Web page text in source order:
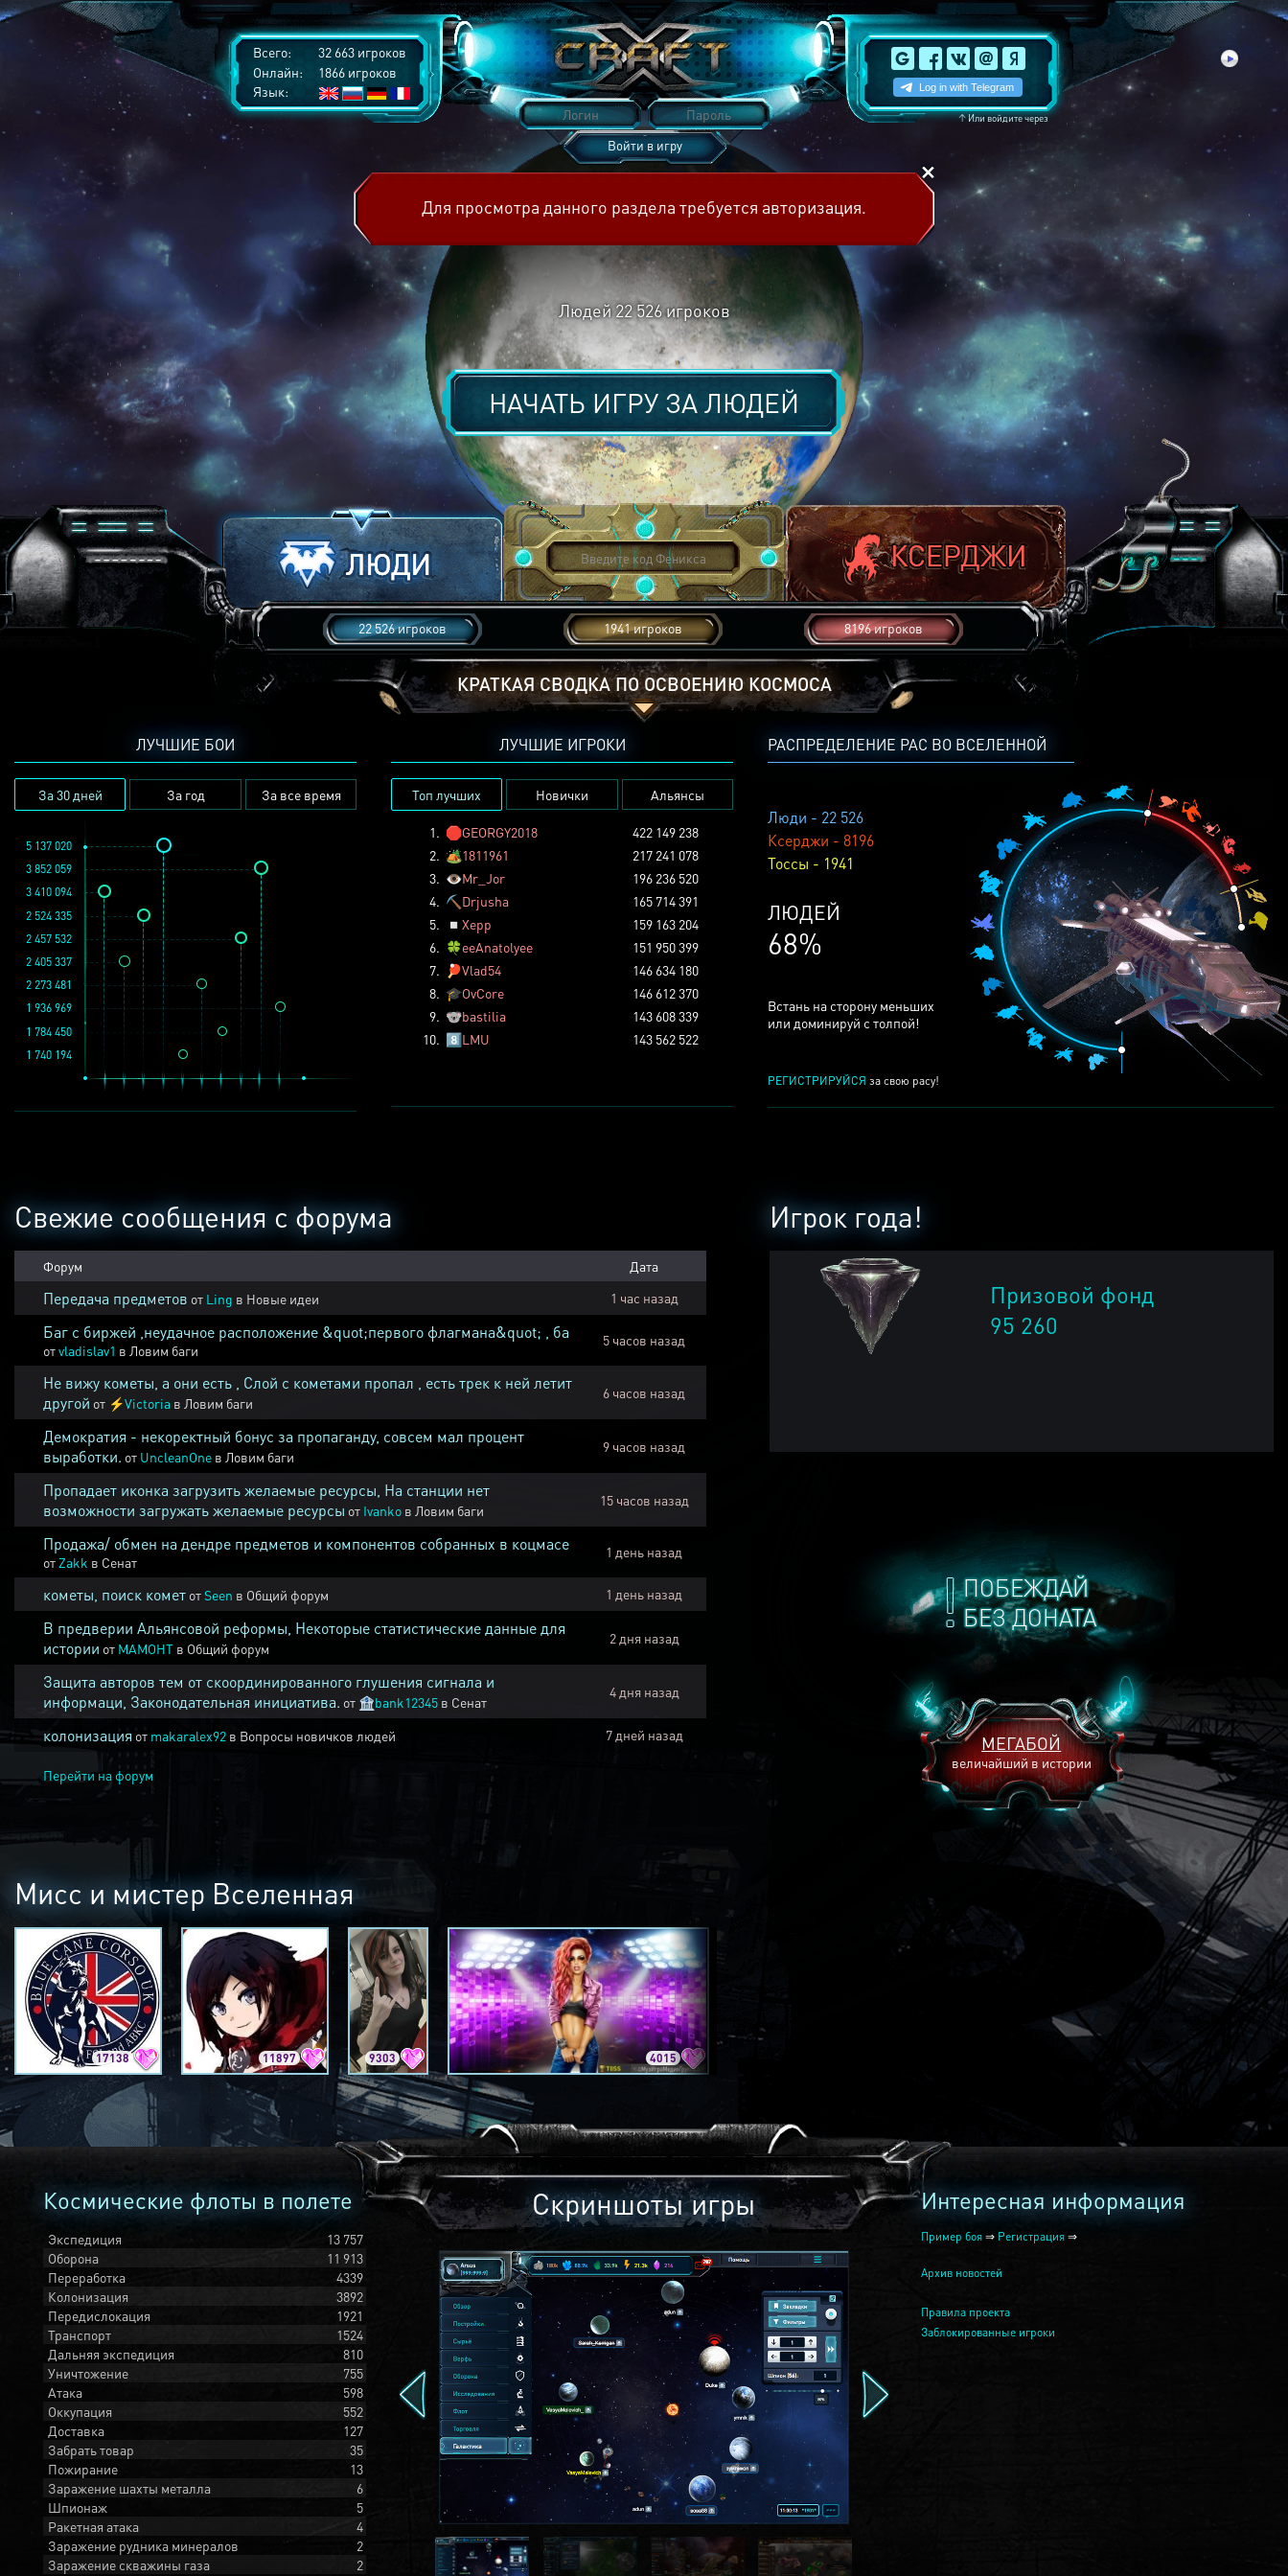
Всего:
32 663 игроков
Онлайн:
1866 игроков
Язык:
↑Или войдите через
Войти в игру
Для просмотра данного раздела требуется авторизация.
Людей 22 526игроков
НАЧАТЬ ИГРУ ЗАЛЮДЕЙ
22 526 игроков 1941 игроков 8196 игроков
КРАТКАЯ СВОДКА ПО ОСВОЕНИЮ КОСМОСА
РАСПРЕДЕЛЕНИЕ РАС ВО ВСЕЛЕННОЙ
Люди - 22 526
Ксерджи - 8196
Тоссы - 1941
КСЕРДЖЕЙ
25%
Встань на сторону меньших
или доминируй с толпой!
РЕГИСТРИРУЙСЯ за свою расу!
ЛУЧШИЕ БОИ
За 30 дней За год За все время
1 936 969
3 852 059
2 457 532
1 784 450
2 273 481
1 740 194
5 137 020
2 524 335
2 405 337
3 410 094
ЛУЧШИЕ ИГРОКИ
Топ лучших Новички Альянсы
1. 🛑GEORGY2018
422 149 238
2. 🏕️1811961
217 241 078
3. 👁️Mr_Jor
196 236 520
4. ⛏️ Drjusha
165 714 391
5.
◽ Xepp
159 163 204
6. 🍀eeAnatolyee
151 950 399
7.
🏓Vlad54
146 634 180
8. 🎓OvCore
146 612 370
9. 🐨bastilia
143 608 339
10. 8️⃣LMU 143 562 522
ПОБЕЖДАЙ
БЕЗ ДОНАТА
МЕГАБОЙ
величайший в истории
Игрок года!
Призовой фонд
95 260
Свежие сообщения с форума
Форум Дата
Передача предметов от Ling в Новые идеи 1 час назад
Баг с биржей ,неудачное расположение &quot;первого флагмана&quot; , ба
отvladislav1 в Ловим баги
5 часов назад
Не вижу кометы, а они есть , Слой с кометами пропал , есть трек к ней летит
другой от ⚡Victoria в Ловим баги
6 часов назад
Демократия - некоректный бонус за пропаганду, совсем мал процент
выработки. от UncleanOne в Ловим баги
9 часов назад
Пропадает иконка загрузить желаемые ресурсы, На станции нет
возможности загружать желаемые ресурсы от Ivanko в Ловим баги
15 часов назад
Продажа/ обмен на дендре предметов и компонентов собранных в коцмасе
от Zakk в Сенат
1 день назад
кометы, поиск комет отSeen в Общий форум 1 день назад
В предверии Альянсовой реформы, Некоторые статистические данные для
истории от MAMOHT в Общий форум
2 дня назад
Защита авторов тем от скоординированного глушения сигнала и
информаци, Законодательная инициатива. от 🏦bank12345 в Сенат
4 дня назад
колонизация от makaralex92 в Вопросы новичков людей 7 дней назад
Перейти на форум
Мисс и мистер Вселенная
17138 11897 9303 4015 2240
Космические флоты в полете
Экспедиция
13 757
Оборона
11 913
Переработка
4339
Колонизация
3892
Передислокация
1921
Транспорт
1524
Дальняя экспедиция
810
Уничтожение
755
Атака
598
Оккупация
552
Доставка
127
Забрать товар
35
Пожирание
13
Заражение шахты металла
6
Шпионаж
5
Ракетная атака
4
Заражение рудника минералов
2
Заражение скважины газа
2
Скриншоты игры Интересная информация
Пример боя ⇒ Регистрация ⇒
Архив новостей
Правила проекта
Заблокированные игроки